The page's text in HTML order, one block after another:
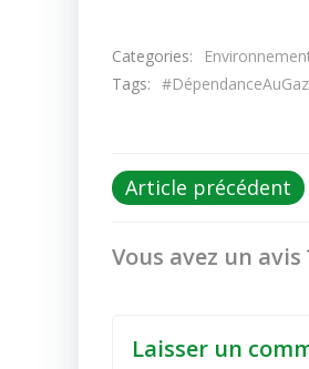
Categories:
Tags: #DépendanceAuGaz
Post
Article précédent
Vous avez un avis
Laisser un